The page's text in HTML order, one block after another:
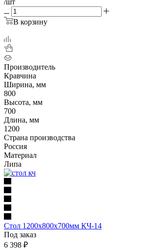
В корзину
Производитель
Кравчина
Ширина, мм
800
Высота, мм
700
Длина, мм
1200
Страна производства
Россия
Материал
Липа
Стол 1200х800х700мм КЧ-14
Под заказ
6 398 ₽